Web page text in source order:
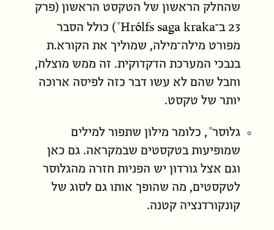
שהחלק הראשון של הטקסט הראשון (פרק
23 ב־
Hrólfs saga kraka ) כולל הסבר
מפורט מילה־מילה, שמוליך את הקורא.ת
בנבכי המערכת הדקדוקית. זה ממש מוצלח,
וחבל שהם לא עשו דבר כזה לפיסה ארוכה
יותר של טקסט.
גלוסר , כלומר מילון שתפור למילים
שמופיעות בטקסטים שבמקראה. גם כאן
וגם אצל גורדון יש הפניות חזרה מהגלוסר
לטקסטים, מה שהופך אותו גם לסוג של
קונקורדנציה קטנה.